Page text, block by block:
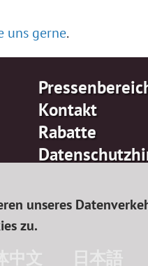
uns gerne.
Kontakt
Rabatte
unseres
zu.